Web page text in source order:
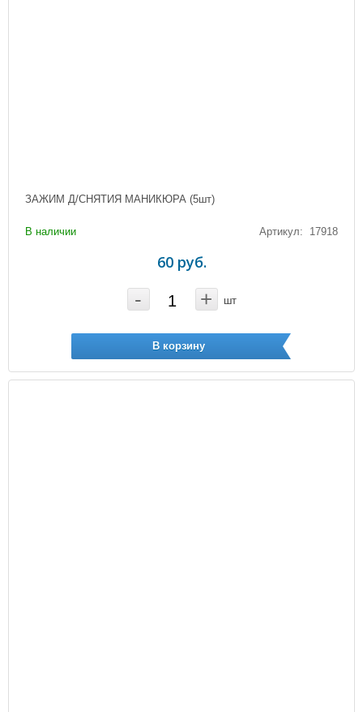
ЗАЖИМ Д/СНЯТИЯ МАНИКЮРА (5шт)
В наличии Артикул: 17918
60 руб.
- + шт
В корзину